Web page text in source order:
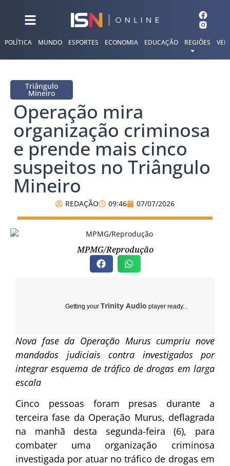
POLÍTICA MUNDO ESPORTES ECONOMIA EDUCAÇÃO REGIÕES
Triângulo
Mineiro
Operação mira
organização criminosa
e prende mais cinco
suspeitos no Triângulo
Mineiro
REDAÇÃO 09:46 07/07/2026
MPMG/Reprodução
Getting your Trinity Audio player ready...
Nova fase da Operação Murus cumpriu nove
mandados judiciais contra investigados por
integrar esquema de tráfico de drogas em larga
escala
Cinco pessoas foram presas durante a
terceira fase da Operação Murus, deflagrada
na manhã desta segunda-feira (6), para
combater uma organização criminosa
investigada por atuar no tráfico de drogas em